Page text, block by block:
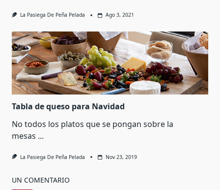
La Pasiega De Peña Pelada Ago 3, 2021
Tabla de queso para Navidad
No todos los platos que se pongan sobre la
mesas ...
La Pasiega De Peña Pelada Nov 23, 2019
UN COMENTARIO